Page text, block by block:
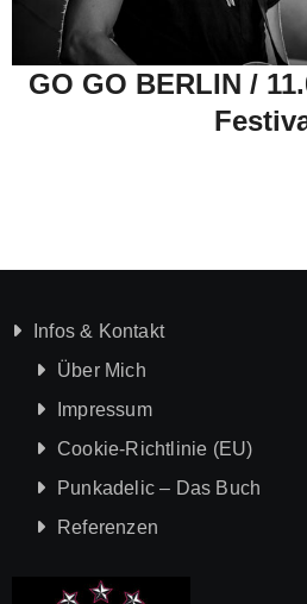
GO GO BERLIN /
Infos & Kontakt
Über Mich
Impressum
Cookie-Richtlinie (EU)
Punkadelic – Das Buch
Referenzen